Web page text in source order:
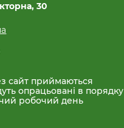
30
сайт приймаються
опрацьовані в порядку
робочий день